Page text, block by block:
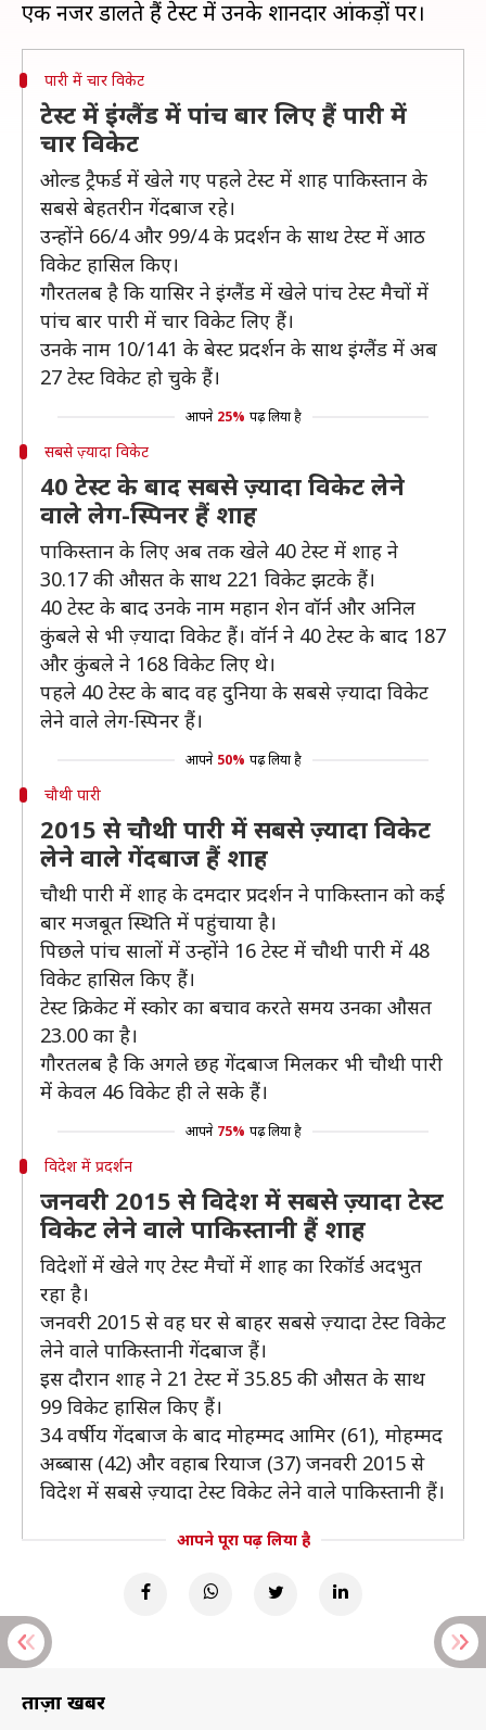
पारी में चार विकेट
टेस्ट में इंग्लैंड में पांच बार लिए हैं पारी में
चार विकेट
ओल्ड ट्रैफर्ड में खेले गए पहले टेस्ट में शाह पाकिस्तान के
सबसे बेहतरीन गेंदबाज रहे।
उन्होंने 66/4 और 99/4 के प्रदर्शन के साथ टेस्ट में आठ
विकेट हासिल किए।
गौरतलब है कि यासिर ने इंग्लैंड में खेले पांच टेस्ट मैचों में
पांच बार पारी में चार विकेट लिए हैं।
उनके नाम 10/141 के बेस्ट प्रदर्शन के साथ इंग्लैंड में अब
27 टेस्ट विकेट हो चुके हैं।
आपने 25% पढ़ लिया है
सबसे ज़्यादा विकेट
40 टेस्ट के बाद सबसे ज़्यादा विकेट लेने
वाले लेग-स्पिनर हैं शाह
पाकिस्तान के लिए अब तक खेले 40 टेस्ट में शाह ने
30.17 की औसत के साथ 221 विकेट झटके हैं।
40 टेस्ट के बाद उनके नाम महान शेन वॉर्न और अनिल
कुंबले से भी ज़्यादा विकेट हैं। वॉर्न ने 40 टेस्ट के बाद 187
और कुंबले ने 168 विकेट लिए थे।
पहले 40 टेस्ट के बाद वह दुनिया के सबसे ज़्यादा विकेट
लेने वाले लेग-स्पिनर हैं।
आपने 50% पढ़ लिया है
चौथी पारी
2015 से चौथी पारी में सबसे ज़्यादा विकेट
लेने वाले गेंदबाज हैं शाह
चौथी पारी में शाह के दमदार प्रदर्शन ने पाकिस्तान को कई
बार मजबूत स्थिति में पहुंचाया है।
पिछले पांच सालों में उन्होंने 16 टेस्ट में चौथी पारी में 48
विकेट हासिल किए हैं।
टेस्ट क्रिकेट में स्कोर का बचाव करते समय उनका औसत
23.00 का है।
गौरतलब है कि अगले छह गेंदबाज मिलकर भी चौथी पारी
में केवल 46 विकेट ही ले सके हैं।
आपने 75% पढ़ लिया है
विदेश में प्रदर्शन
जनवरी 2015 से विदेश में सबसे ज़्यादा टेस्ट
विकेट लेने वाले पाकिस्तानी हैं शाह
विदेशों में खेले गए टेस्ट मैचों में शाह का रिकॉर्ड अदभुत
रहा है।
जनवरी 2015 से वह घर से बाहर सबसे ज़्यादा टेस्ट विकेट
लेने वाले पाकिस्तानी गेंदबाज हैं।
इस दौरान शाह ने 21 टेस्ट में 35.85 की औसत के साथ
99 विकेट हासिल किए हैं।
34 वर्षीय गेंदबाज के बाद मोहम्मद आमिर (61), मोहम्मद
अब्बास (42) और वहाब रियाज (37) जनवरी 2015 से
विदेश में सबसे ज़्यादा टेस्ट विकेट लेने वाले पाकिस्तानी हैं।
आपने पूरा पढ़ लिया है
ताज़ा खबरें